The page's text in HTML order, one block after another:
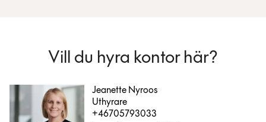
Vill du hyra kontor här?
Jeanette Nyroos
Uthyrare
+46705793033